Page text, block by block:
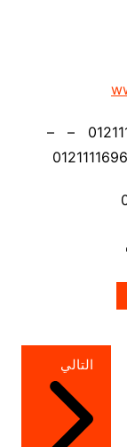
موبايل: 01211116954 – – 01211116956 – –
التالي